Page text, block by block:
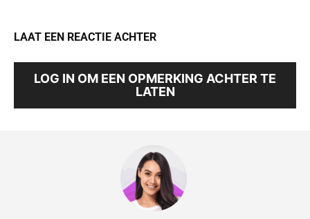
LAAT EEN REACTIE ACHTER
LOG IN OM EEN OPMERKING ACHTER TE
LATEN